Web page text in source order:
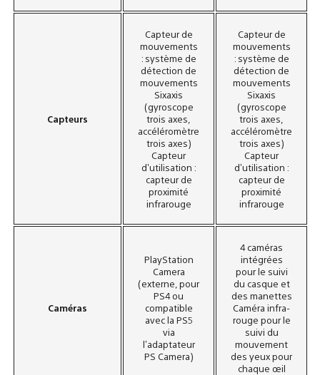
Capteurs​
Capteur de
mouvements
: système de
détection de
mouvements
Sixaxis
(gyroscope
trois axes,
accéléromètre
trois axes)​
Capteur
d’utilisation :
capteur de
proximité
infrarouge
Capteur de
mouvements
: système de
détection de
mouvements
Sixaxis
(gyroscope
trois axes,
accéléromètre
trois axes)​
Capteur
d’utilisation :
capteur de
proximité
infrarouge
Caméras​
PlayStation
Camera
(externe, pour
PS4 ou
compatible
avec la PS5
via
l’adaptateur
PS Camera)
4 caméras
intégrées
pour le suivi
du casque et
des manette​s
Caméra infra-
rouge pour le
suivi du
mouvement
des yeux pour
chaque œil